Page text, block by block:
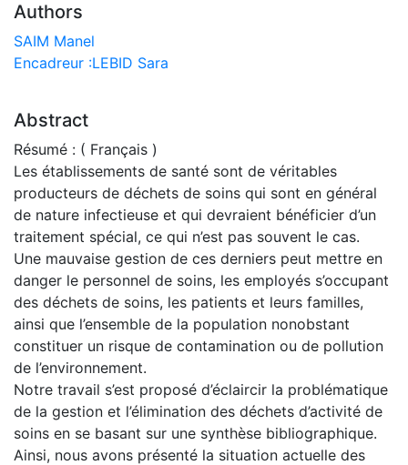
Authors
SAIM Manel
Encadreur :LEBID Sara
Abstract
Résumé : ( Français )
Les établissements de santé sont de véritables
producteurs de déchets de soins qui sont en général
de nature infectieuse et qui devraient bénéficier d’un
traitement spécial, ce qui n’est pas souvent le cas.
Une mauvaise gestion de ces derniers peut mettre en
danger le personnel de soins, les employés s’occupant
des déchets de soins, les patients et leurs familles,
ainsi que l’ensemble de la population nonobstant
constituer un risque de contamination ou de pollution
de l’environnement.
Notre travail s’est proposé d’éclaircir la problématique
de la gestion et l’élimination des déchets d’activité de
soins en se basant sur une synthèse bibliographique.
Ainsi, nous avons présenté la situation actuelle des